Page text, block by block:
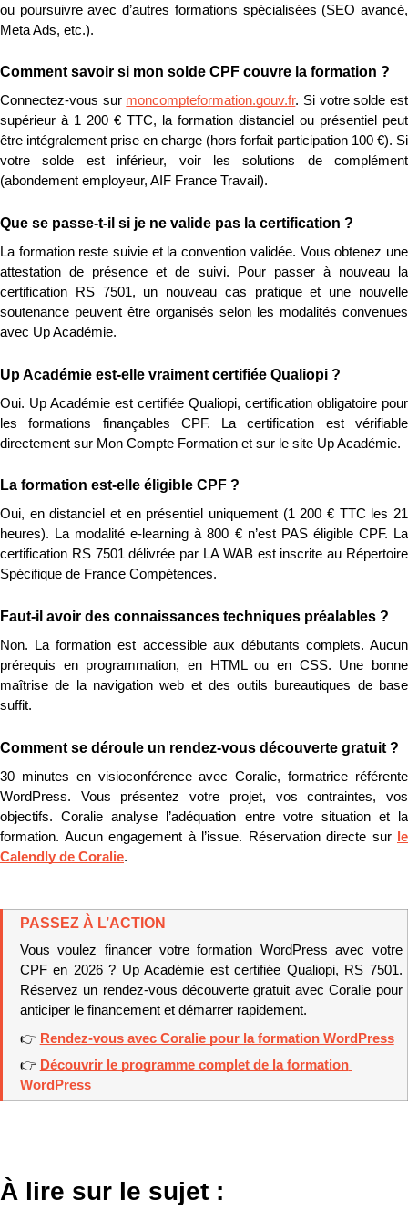
ou poursuivre avec d’autres formations spécialisées (SEO avancé,
Meta Ads, etc.).
Comment savoir si mon solde CPF couvre la formation ?
Connectez-vous sur moncompteformation.gouv.fr. Si votre solde est
supérieur à 1 200 € TTC, la formation distanciel ou présentiel peut
être intégralement prise en charge (hors forfait participation 100 €). Si
votre solde est inférieur, voir les solutions de complément
(abondement employeur, AIF France Travail).
Que se passe-t-il si je ne valide pas la certification ?
La formation reste suivie et la convention validée. Vous obtenez une
attestation de présence et de suivi. Pour passer à nouveau la
certification RS 7501, un nouveau cas pratique et une nouvelle
soutenance peuvent être organisés selon les modalités convenues
avec Up Académie.
Up Académie est-elle vraiment certifiée Qualiopi ?
Oui. Up Académie est certifiée Qualiopi, certification obligatoire pour
les formations finançables CPF. La certification est vérifiable
directement sur Mon Compte Formation et sur le site Up Académie.
La formation est-elle éligible CPF ?
Oui, en distanciel et en présentiel uniquement (1 200 € TTC les 21
heures). La modalité e-learning à 800 € n’est PAS éligible CPF. La
certification RS 7501 délivrée par LA WAB est inscrite au Répertoire
Spécifique de France Compétences.
Faut-il avoir des connaissances techniques préalables ?
Non. La formation est accessible aux débutants complets. Aucun
prérequis en programmation, en HTML ou en CSS. Une bonne
maîtrise de la navigation web et des outils bureautiques de base
suffit.
Comment se déroule un rendez-vous découverte gratuit ?
30 minutes en visioconférence avec Coralie, formatrice référente
WordPress. Vous présentez votre projet, vos contraintes, vos
objectifs. Coralie analyse l’adéquation entre votre situation et la
formation. Aucun engagement à l’issue. Réservation directe sur le
Calendly de Coralie.
PASSEZ À L’ACTION
Vous voulez financer votre formation WordPress avec votre
CPF en 2026 ? Up Académie est certifiée Qualiopi, RS 7501.
Réservez un rendez-vous découverte gratuit avec Coralie pour
anticiper le financement et démarrer rapidement.
👉 Rendez-vous avec Coralie pour la formation WordPress
👉 Découvrir le programme complet de la formation
WordPress
À lire sur le sujet :